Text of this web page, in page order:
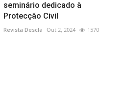
seminário dedicado à
Protecção Civil
Revista Descla Out 2, 2024 1570